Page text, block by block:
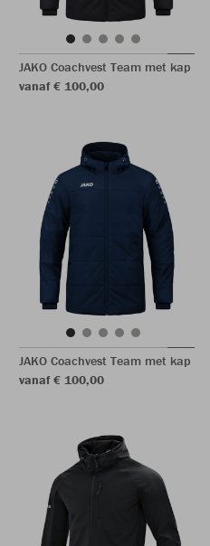
JAKO Coachvest Team met kap
vanaf € 100,00
JAKO Coachvest Team met kap
vanaf € 100,00